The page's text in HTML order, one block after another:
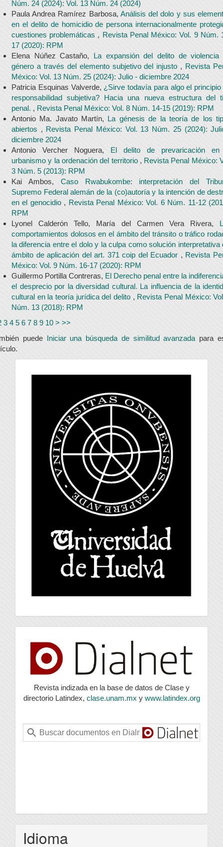
Núm. 24 (2024): Vol. 13 Núm. 24 (2024)
Paula Andrea Ramírez Barbosa, Análisis del dolo y sus
en el delito de homicidio de persona internacionalmente
cuestiones problemáticas , Revista Penal México: Vol. 9 Núm.
17 (2020): RPM
Elena Núñez Castaño, La expansión del delito de violencia
género a través del elemento subjetivo del injusto , Revista
México: Vol. 13 Núm. 25 (2024): Julio - diciembre 2024
Patricia Esquinas Valverde, ¿Sirve todavía para algo el principio
responsabilidad subjetiva? Hacia una nueva estructura del
penal. , Revista Penal México: Vol. 8 Núm. 14-15 (2019): RPM
Antonio Ma. Javato Martín, La génesis de la teoría de los
abiertos , Revista Penal México: Vol. 13 Núm. 25 (2024):
diciembre 2024
Antonio Vercher Noguera, El delito de prevaricación
urbanismo y la ordenación del territorio , Revista Penal México:
3 Núm. 5 (2013): RPM
Kai Ambos, Caso Rwabukombe: interpretación del
Supremo Federal alemán de la (co)autoría y la intención de
en el genocidio , Revista Penal México: Vol. 6 Núm. 11-12
RPM
Lyonel Calderón Tello, María del Carmen Vera Rivera,
comportamientos dolosos en el ámbito del tránsito o tráfico
la diferencia entre el dolo y la culpa como solución interpretativa
ámbito de aplicación del art. 371 coip del Ecuador , Revista
México: Vol. 9 Núm. 16-17 (2020): RPM
Guillermo Portilla Contreras, El Derecho penal entre la
el desprecio por la diversidad cultural. La influencia de la
cultural en la teoría jurídica del delito , Revista Penal México:
Núm. 13 (2018): RPM
3 4 5 6 7 8 9 10 > >>
puede Iniciar una búsqueda de similitud avanzada para
universidad
index
Revista indizada en la base de datos de Clase y
directorio Latindex, clase.unam.mx y www.latindex.org
Idioma